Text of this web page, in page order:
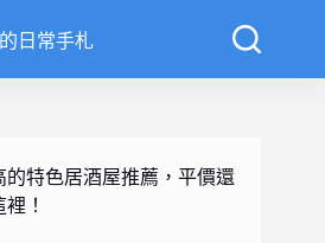
日常手札
的特色居酒屋推薦，平價還
！